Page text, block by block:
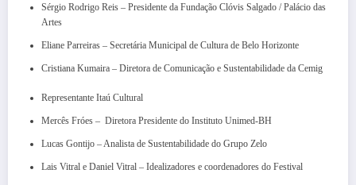
Sérgio Rodrigo Reis – Presidente da Fundação Clóvis Salgado / Palácio das
Artes
Eliane Parreiras – Secretária Municipal de Cultura de Belo Horizonte
Cristiana Kumaira – Diretora de Comunicação e Sustentabilidade da Cemig
Representante Itaú Cultural
Mercês Fróes – Diretora Presidente do Instituto Unimed-BH
Lucas Gontijo – Analista de Sustentabilidade do Grupo Zelo
Lais Vitral e Daniel Vitral – Idealizadores e coordenadores do Festival